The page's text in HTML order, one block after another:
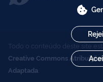
Todo o conteúdo deste site
Creative Commons
Adaptada